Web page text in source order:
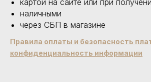
картой на сайте или при
наличными
через СБП в магазине
Правила оплаты и безопасность
конфиденциальность информации